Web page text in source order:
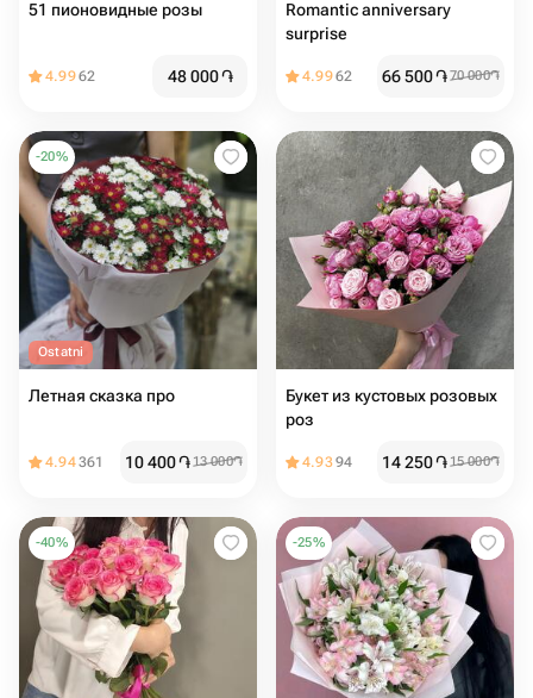
51 пионовидные розы
4.9962 48 000֏
Romantic anniversary
surprise
4.9962 66 500֏70 000֏
-20%
Ostatni
Летная сказка про
4.94361 10 400֏13 000֏
Букет из кустовых розовых
роз
4.9394 14 250֏15 000֏
-40% -25%